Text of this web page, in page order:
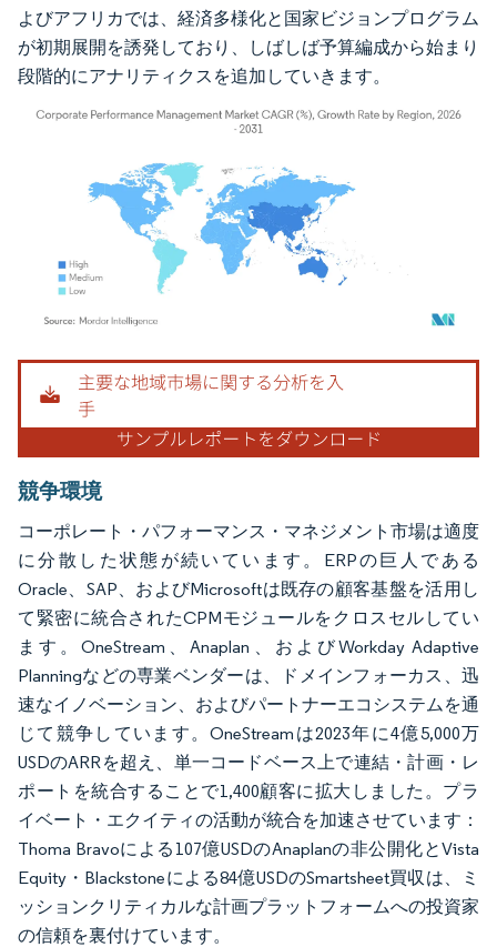
よびアフリカでは、経済多様化と国家ビジョンプログラム
が初期展開を誘発しており、しばしば予算編成から始まり
段階的にアナリティクスを追加していきます。
画像 © Mordor Intelligence。再利用にはCC BY 4.0の表示が必要です。
競争環境
コーポレート・パフォーマンス・マネジメント市場は適度
に分散した状態が続いています。ERPの巨人である
Oracle、SAP、およびMicrosoftは既存の顧客基盤を活用し
て緊密に統合されたCPMモジュールをクロスセルしてい
ます。OneStream、Anaplan、およびWorkday Adaptive
Planningなどの専業ベンダーは、ドメインフォーカス、迅
速なイノベーション、およびパートナーエコシステムを通
じて競争しています。OneStreamは2023年に4億5,000万
USDのARRを超え、単一コードベース上で連結・計画・レ
ポートを統合することで1,400顧客に拡大しました。プラ
イベート・エクイティの活動が統合を加速させています：
Thoma Bravoによる107億USDのAnaplanの非公開化とVista
Equity・Blackstoneによる84億USDのSmartsheet買収は、ミ
ッションクリティカルな計画プラットフォームへの投資家
の信頼を裏付けています。